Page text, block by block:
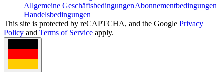
Allgemeine GeschäftsbedingungenAbonnementbedingungen
Handelsbedingungen
This site is protected by reCAPTCHA, and the Google Privacy
Policy and Terms of Service apply.